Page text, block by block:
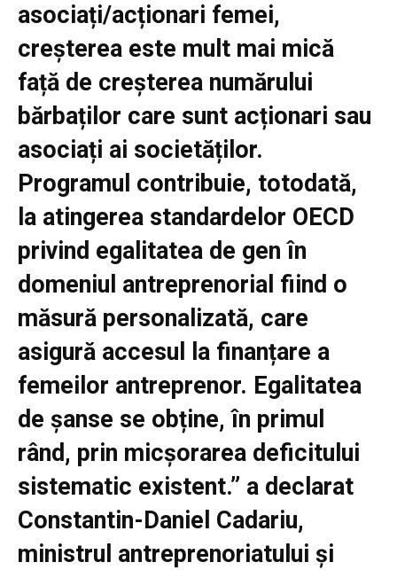
asociați/acționari femei,
creșterea este mult mai mică
față de creșterea numărului
bărbaților care sunt acționari sau
asociați ai societăților.
Programul contribuie, totodată,
la atingerea standardelor OECD
privind egalitatea de gen în
domeniul antreprenorial fiind o
măsură personalizată, care
asigură accesul la finanțare a
femeilor antreprenor. Egalitatea
de șanse se obține, în primul
rând, prin micșorarea deficitului
sistematic existent.” a declarat
Constantin-Daniel Cadariu,
ministrul antreprenoriatului și